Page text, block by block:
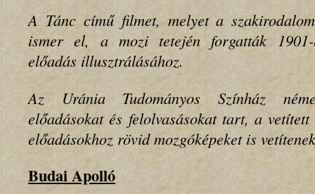
A Tánc című filmet, melyet a
ismer el, a mozi tetején forgatták 1901-
előadás illusztrálásához.
Az Uránia Tudományos Színház
előadásokat és felolvasásokat tart, a
előadásokhoz rövid mozgóképeket is
Budai Apolló